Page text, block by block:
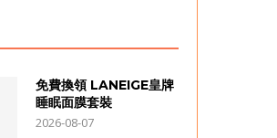
免費換領 LANEIGE皇牌
睡眠面膜套裝
2026-08-07